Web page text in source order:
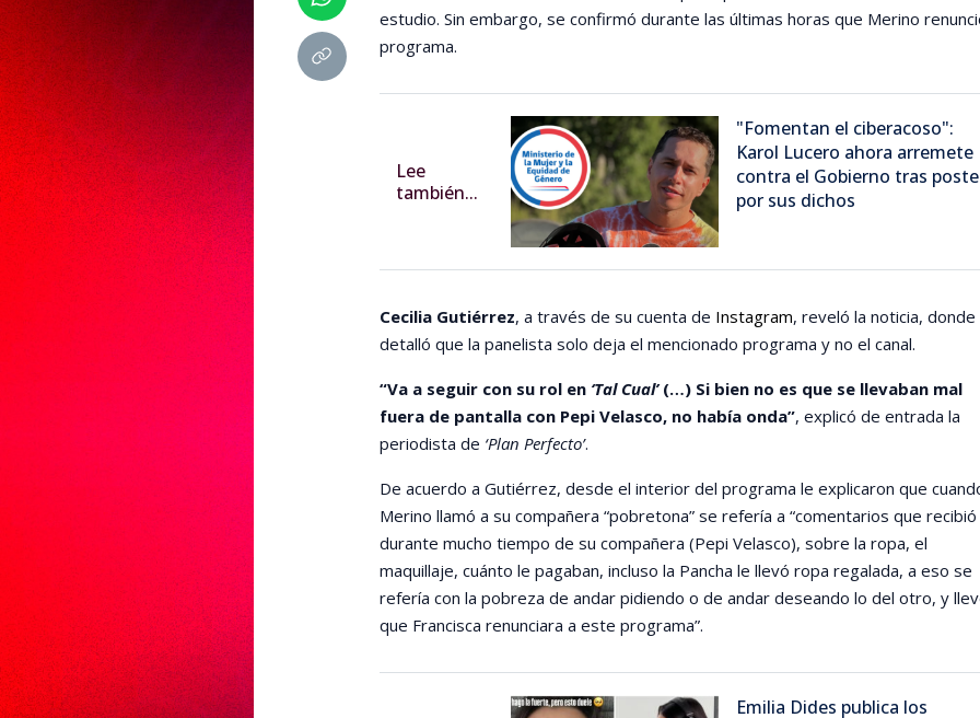
estudio. Sin embargo, se confirmó durante las últimas horas que Merino
programa.
Lee
también...
"Fomentan el ciberacoso":
Karol Lucero ahora arremete
contra el Gobierno tras
por sus dichos
Cecilia Gutiérrez, a través de su cuenta de Instagram, reveló la noticia, donde
detalló que la panelista solo deja el mencionado programa y no el canal.
“Va a seguir con su rol en ‘Tal Cual’(…) Si bien no es que se llevaban mal
fuera de pantalla con Pepi Velasco, no había onda”, explicó de entrada la
periodista de ‘Plan Perfecto’.
De acuerdo a Gutiérrez, desde el interior del programa le explicaron que
Merino llamó a su compañera “pobretona” se refería a “comentarios que recibió
durante mucho tiempo de su compañera (Pepi Velasco), sobre la ropa, el
maquillaje, cuánto le pagaban, incluso la Pancha le llevó ropa regalada, a eso se
refería con la pobreza de andar pidiendo o de andar deseando lo del otro, y
que Francisca renunciara a este programa”.
Emilia Dides publica los